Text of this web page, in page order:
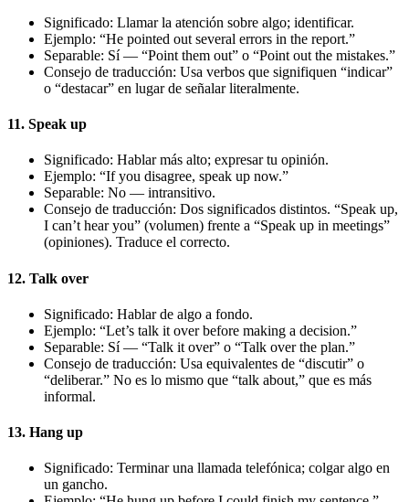
Significado: Llamar la atención sobre algo; identificar.
Ejemplo: “He pointed out several errors in the report.”
Separable: Sí — “Point them out” o “Point out the mistakes.”
Consejo de traducción: Usa verbos que signifiquen “indicar”
o “destacar” en lugar de señalar literalmente.
11. Speak up
Significado: Hablar más alto; expresar tu opinión.
Ejemplo: “If you disagree, speak up now.”
Separable: No — intransitivo.
Consejo de traducción: Dos significados distintos. “Speak up,
I can’t hear you” (volumen) frente a “Speak up in meetings”
(opiniones). Traduce el correcto.
12. Talk over
Significado: Hablar de algo a fondo.
Ejemplo: “Let’s talk it over before making a decision.”
Separable: Sí — “Talk it over” o “Talk over the plan.”
Consejo de traducción: Usa equivalentes de “discutir” o
“deliberar.” No es lo mismo que “talk about,” que es más
informal.
13. Hang up
Significado: Terminar una llamada telefónica; colgar algo en
un gancho.